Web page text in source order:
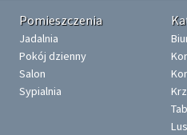
Pomieszczenia
Jadalnia
Pokój dzienny
Salon
Sypialnia